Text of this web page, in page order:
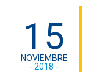
15
NOVIEMBRE
- 2018 -